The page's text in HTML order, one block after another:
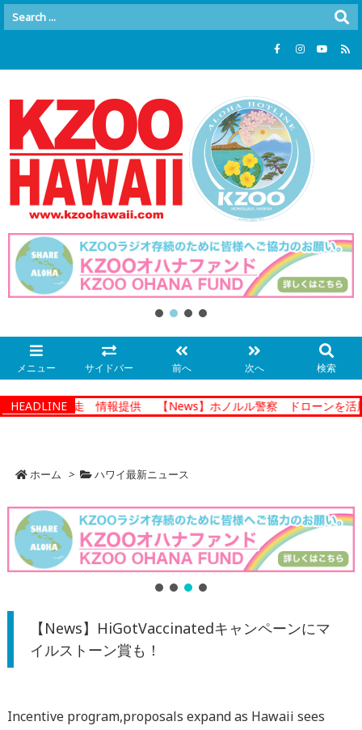
メニュー サイドバー 前へ 次へ 検索
HEADLINE
歳の男が脱走 情報提供 【News】ホノルル警察 ドローンを活用
ホーム > ハワイ最新ニュース
【News】HiGotVaccinatedキャンペーンにマ
イルストーン賞も！
Incentive program,proposals expand as Hawaii sees